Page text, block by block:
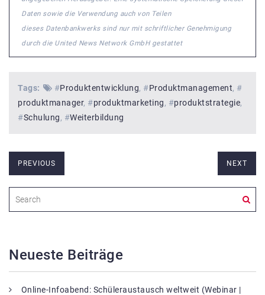
Daten sowie die Verwendung auch von Teilen
dieses Datenbankwerks sind nur mit schriftlicher Genehmigung
durch die United News Network GmbH gestattet
Tags: #Produktentwicklung #Produktmanagement #
produktmanager #produktmarketing #produktstrategie
#Schulung #Weiterbildung
PREVIOUS NEXT
Neueste Beiträge
Online-Infoabend: Schüleraustausch weltweit (Webinar |